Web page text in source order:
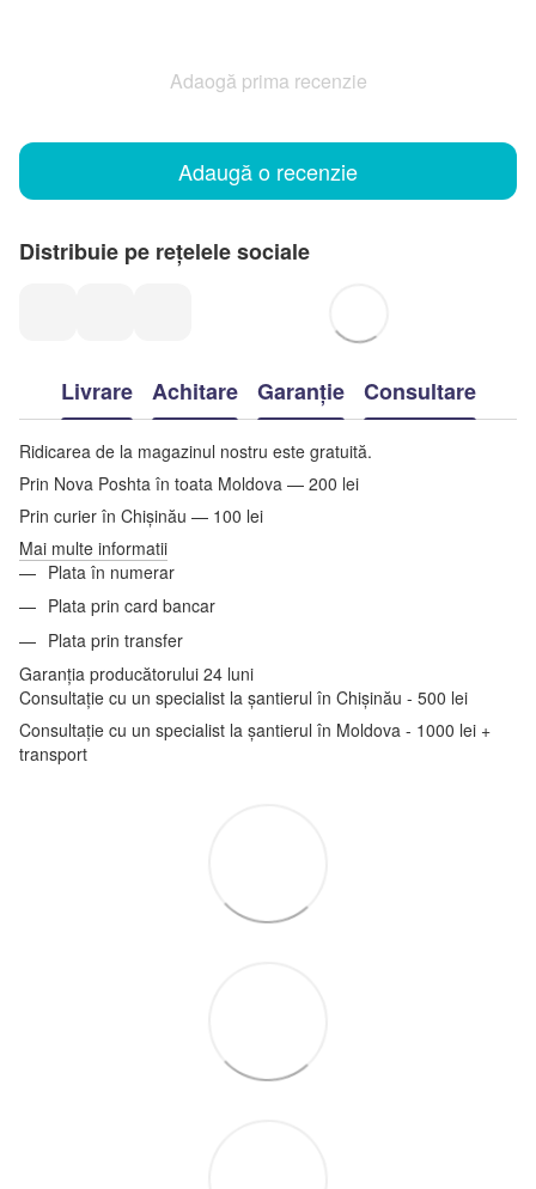
Adaogă prima recenzie
Adaugă o recenzie
Distribuie pe rețelele sociale
Livrare Achitare Garanție Consultare
Ridicarea de la magazinul nostru este gratuită.
Prin Nova Poshta în toata Moldova — 200 lei
Prin curier în Chișinău — 100 lei
Mai multe informatii
Plata în numerar
Plata prin card bancar
Plata prin transfer
Garanția producătorului 24 luni
Consultație cu un specialist la șantierul în Chișinău - 500 lei
Consultație cu un specialist la șantierul în Moldova - 1000 lei +
transport